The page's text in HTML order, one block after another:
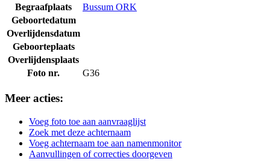
Begraafplaats
Bussum ORK
Geboortedatum
Overlijdensdatum
Geboorteplaats
Overlijdensplaats
Foto nr.
G36
Meer acties:
Voeg foto toe aan aanvraaglijst
Zoek met deze achternaam
Voeg achternaam toe aan namenmonitor
Aanvullingen of correcties doorgeven